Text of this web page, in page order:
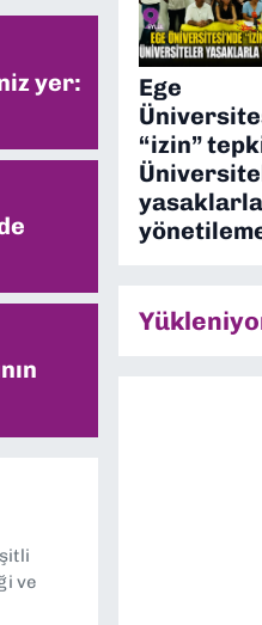
yer:
ve
Ege
“izin”
yasaklarla